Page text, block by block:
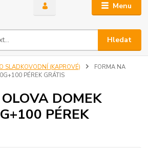
Menu
Hledat
SLADKOVODNÍ (KAPROVÉ)
FORMA NA
PÉREK GRÁTIS
DOMEK
PÉREK